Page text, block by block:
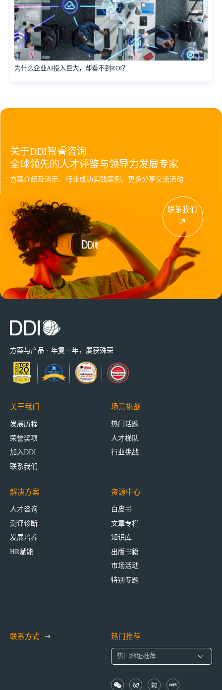
为什么企业AI投入巨大，却看不到ROI？
关于DDI智睿咨询
全球领先的人才评鉴与领导力发展专家
方案介绍及演示、行业成功实践案例、更多分享交流活动
联系我们
方案与产品 · 年复一年，屡获殊荣
关于我们
发展历程
荣誉奖项
加入DDI
联系我们
场景挑战
热门话题
人才梯队
行业挑战
解决方案
人才咨询
测评诊断
发展培养
HR赋能
资源中心
白皮书
文章专栏
知识库
出版书籍
市场活动
特别专题
联系方式 热门推荐